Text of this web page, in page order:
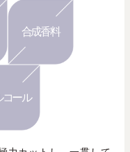
合成香料
コール